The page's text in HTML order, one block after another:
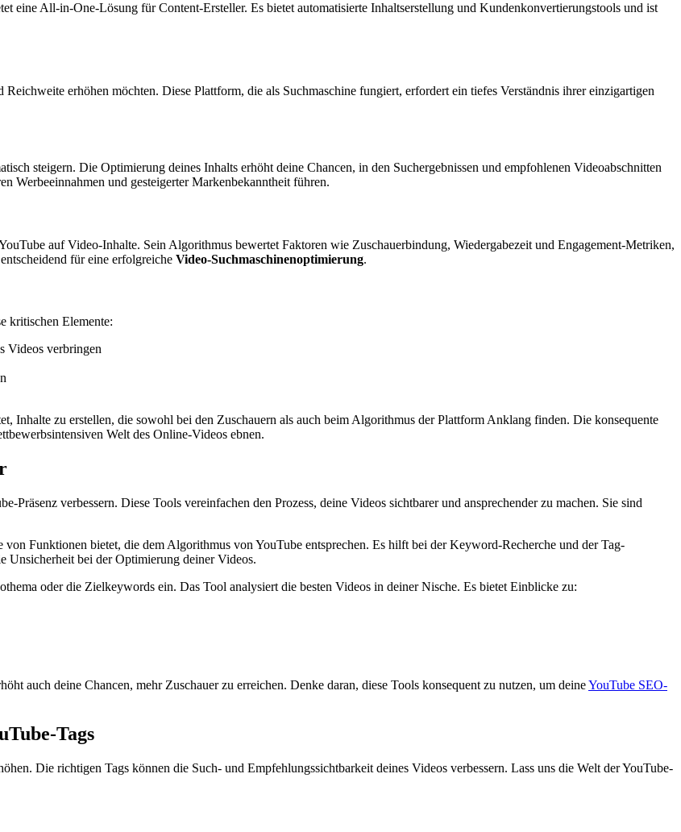
eine All-in-One-Lösung für Content-Ersteller. Es bietet automatisierte Inhaltserstellung und Kundenkonvertierungstools und ist
erhöhen möchten. Diese Plattform, die als Suchmaschine fungiert, erfordert ein tiefes Verständnis ihrer einzigartigen
steigern. Die Optimierung deines Inhalts erhöht deine Chancen, in den Suchergebnissen und empfohlenen Videoabschnitten
Werbeeinnahmen und gesteigerter Markenbekanntheit führen.
auf Video-Inhalte. Sein Algorithmus bewertet Faktoren wie Zuschauerbindung, Wiedergabezeit und Engagement-Metriken,
für eine erfolgreiche Video-Suchmaschinenoptimierung.
kritischen Elemente:
Videos verbringen
Inhalte zu erstellen, die sowohl bei den Zuschauern als auch beim Algorithmus der Plattform Anklang finden. Die konsequente
Welt des Online-Videos ebnen.
verbessern. Diese Tools vereinfachen den Prozess, deine Videos sichtbarer und ansprechender zu machen. Sie sind
von Funktionen bietet, die dem Algorithmus von YouTube entsprechen. Es hilft bei der Keyword-Recherche und der Tag-
Unsicherheit bei der Optimierung deiner Videos.
oder die Zielkeywords ein. Das Tool analysiert die besten Videos in deiner Nische. Es bietet Einblicke zu:
auch deine Chancen, mehr Zuschauer zu erreichen. Denke daran, diese Tools konsequent zu nutzen, um deineYouTube SEO-
Tags
Die richtigen Tags können die Such- und Empfehlungssichtbarkeit deines Videos verbessern. Lass uns die Welt der YouTube-